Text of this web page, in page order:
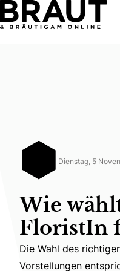
Wie wählt man den/die
Dienstag, 5
Wie
FloristIn
Die Wahl des
Die Wahl des
Vorstellungen